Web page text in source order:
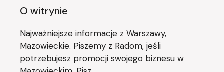
O witrynie
Najważniejsze informacje z Warszawy,
Mazowieckie. Piszemy z Radom, jeśli
potrzebujesz promocji swojego biznesu w